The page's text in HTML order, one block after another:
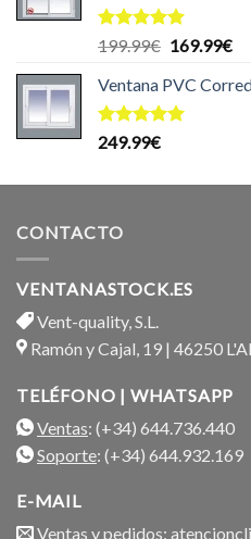
Valorado
de 5
199.99€ El
original
era:
169.99€El
Ventana PVC
Valorado
249.99€
CONTACTO
VENTANASTOCK.ES
Vent-quality, S.L.
Ramón y Cajal, 19 | 46250
TELÉFONO | WHATSAPP
Ventas: (+34) 644.736.440
Soporte: (+34) 644.932.169
E-MAIL
Ventas y pedidos: